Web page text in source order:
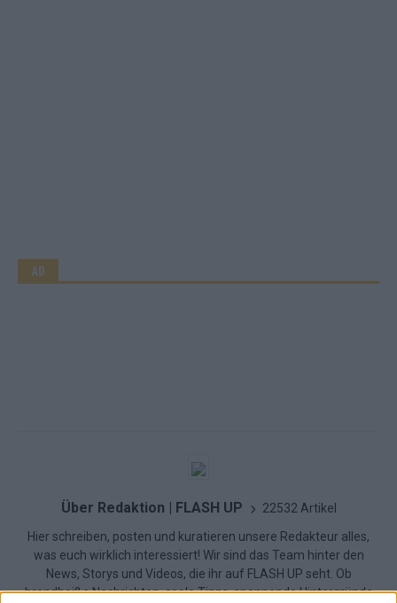
AD
Über Redaktion | FLASH UP 22532 Artikel
Hier schreiben, posten und kuratieren unsere Redakteur alles,
was euch wirklich interessiert! Wir sind das Team hinter den
News, Storys und Videos, die ihr auf FLASH UP seht. Ob
brandheiße Nachrichten, coole Tipps, spannende Hintergründe